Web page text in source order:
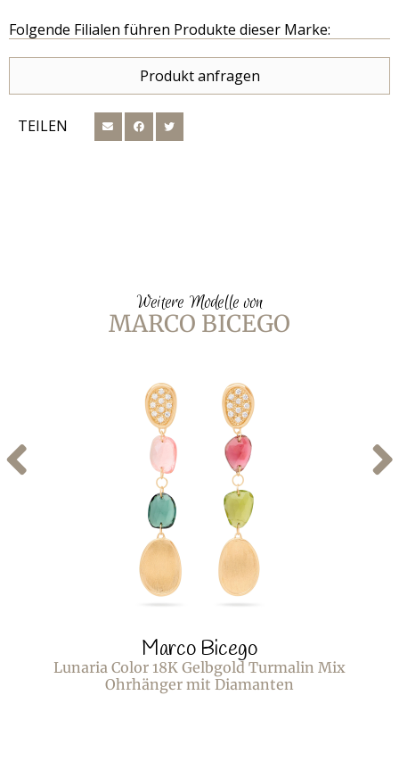
Folgende Filialen führen Produkte dieser Marke:
Produkt anfragen
TEILEN
Weitere Modelle von
MARCO BICEGO
Marco Bicego
Lunaria Color 18K Gelbgold Turmalin Mix
Ohrhänger mit Diamanten